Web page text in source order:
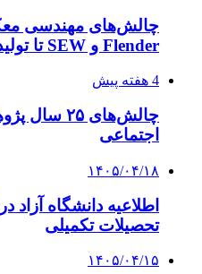
چالش‌های مهندسی
Flender و SEW تا تولیدکنندگان تخصصی ایرانی
4 هفته پیش
چالش‌های
اجتماعی
۱۴۰۵/۰۴/۱۸
اطلاعیه دانشگاه آزاد
تحصیلات تکمیلی
۱۴۰۵/۰۴/۱۵